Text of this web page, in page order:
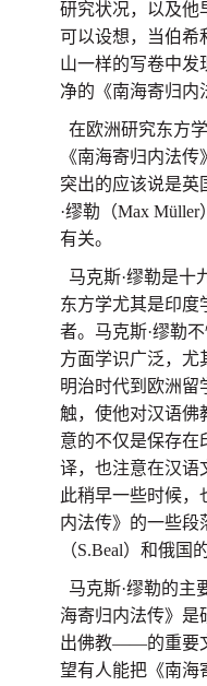
研究状况，以及他
可以设想，当伯希
山一样的写卷中发
净的《南海寄归内
在欧洲研究东方
《南海寄归内法
突出的应该说是英
·缪勒（Max
有关。
马克斯·缪勒是十
东方学尤其是印度
者。马克斯·缪勒
方面学识广泛，
明治时代到欧洲
触，使他对汉语佛
意的不仅是保存在
译，也注意在汉语
此稍早一些时候，
内法传》的一些段
（S.Beal）和俄国
马克斯·缪勒的主
海寄归内法传》
出佛教——的重要
望有人能把《南海